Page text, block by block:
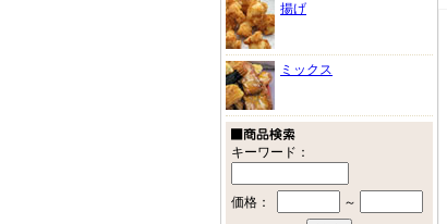
揚げ
ミックス
キーワード：
価格： ～